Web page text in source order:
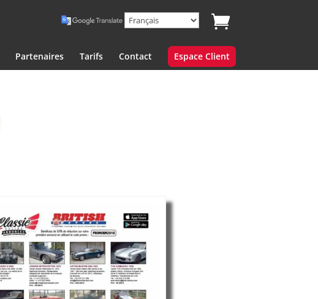
Partenaires Tarifs Contact Espace Client